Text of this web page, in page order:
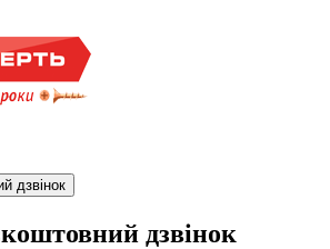
дзвінок
дзвінок